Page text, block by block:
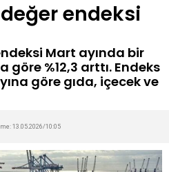
endeksi
Mart ayında bir
göre %12,3 arttı. Endeks
göre gıda, içecek ve
13.05.2026/10:05